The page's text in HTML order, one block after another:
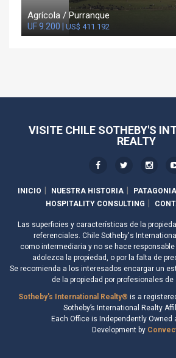
Agrícola / Purranque
UF 9.200 | US$ 411.192
VISITE CHILE SOTHEBY'S
REALTY
INICIO NUESTRA HISTORIA PATAGONIA
HOSPITALITY CONSULTING
Las superficies y características de la
referenciales. Chile Sotheby's
como intermediaria y no se hace
adolezca la propiedad, o por la falta de
Se recomienda a los interesados encargar un
de la propiedad por profesionales
Sotheby's International Realty® is a
Sotheby’s International Realty
Each Office is Independently Owned
Development by